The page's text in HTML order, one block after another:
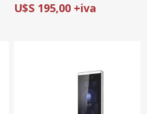
U$S 195,00 +iva